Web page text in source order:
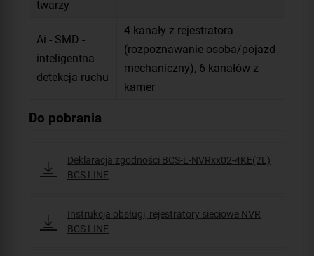
twarzy
Ai - SMD -
inteligentna
detekcja ruchu
4 kanały z rejestratora
(rozpoznawanie osoba/pojazd
mechaniczny), 6 kanałów z
kamer
Do pobrania
Deklaracja zgodności BCS-L-NVRxx02-4KE(2L)
BCS LINE
Instrukcja obsługi, rejestratory sieciowe NVR
BCS LINE